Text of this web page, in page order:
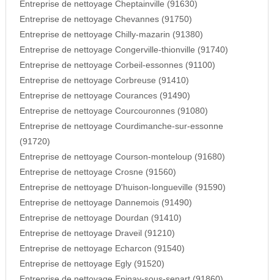
Entreprise de nettoyage Cheptainville (91630)
Entreprise de nettoyage Chevannes (91750)
Entreprise de nettoyage Chilly-mazarin (91380)
Entreprise de nettoyage Congerville-thionville (91740)
Entreprise de nettoyage Corbeil-essonnes (91100)
Entreprise de nettoyage Corbreuse (91410)
Entreprise de nettoyage Courances (91490)
Entreprise de nettoyage Courcouronnes (91080)
Entreprise de nettoyage Courdimanche-sur-essonne
(91720)
Entreprise de nettoyage Courson-monteloup (91680)
Entreprise de nettoyage Crosne (91560)
Entreprise de nettoyage D'huison-longueville (91590)
Entreprise de nettoyage Dannemois (91490)
Entreprise de nettoyage Dourdan (91410)
Entreprise de nettoyage Draveil (91210)
Entreprise de nettoyage Echarcon (91540)
Entreprise de nettoyage Egly (91520)